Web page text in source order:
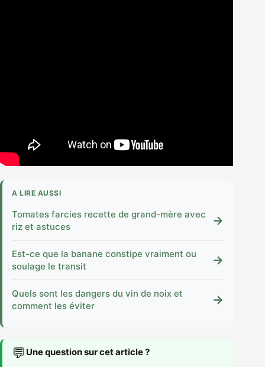
A LIRE AUSSI
Tomates farcies recette de grand-mère avec
riz et astuces
→
Est-ce que la banane constipe vraiment ou
soulage le transit
→
Quels sont les dangers du vin de noix et
comment les éviter
→
💬 Une question sur cet article ?